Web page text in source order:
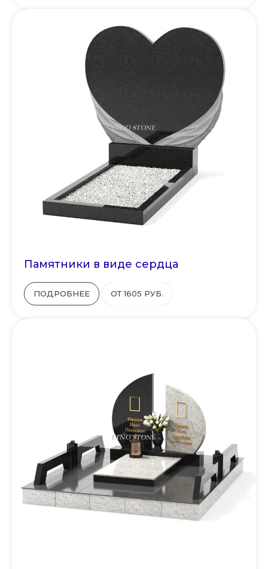
Памятники в виде сердца
ПОДРОБНЕЕ ОТ 1605 РУБ.